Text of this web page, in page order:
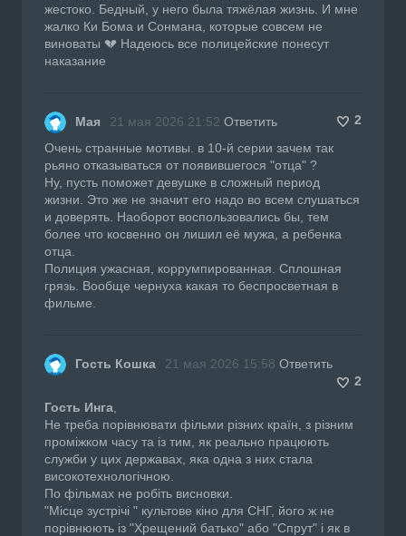
жестоко. Бедный, у него была тяжёлая жизнь. И мне
жалко Ки Бома и Сонмана, которые совсем не
виноваты 💔 Надеюсь все полицейские понесут
наказание
Мая 21 мая 2026 21:52 Ответить
2
Очень странные мотивы. в 10-й серии зачем так
рьяно отказываться от появившегося "отца" ?
Ну, пусть поможет девушке в сложный период
жизни. Это же не значит его надо во всем слушаться
и доверять. Наоборот воспользовались бы, тем
более что косвенно он лишил её мужа, а ребенка
отца.
Полиция ужасная, коррумпированная. Сплошная
грязь. Вообще чернуха какая то беспросветная в
фильме.
Гость Кошка 21 мая 2026 15:58 Ответить
2
Гость Инга
Не треба порівнювати фільми різних країн, з різним
проміжком часу та із тим, як реально працюють
служби у цих державах, яка одна з них стала
високотехнологічною.
По фільмах не робіть висновки.
"Місце зустрічі " культове кіно для СНГ, його ж не
порівнюють із "Хрещений батько" або "Спрут" і як в